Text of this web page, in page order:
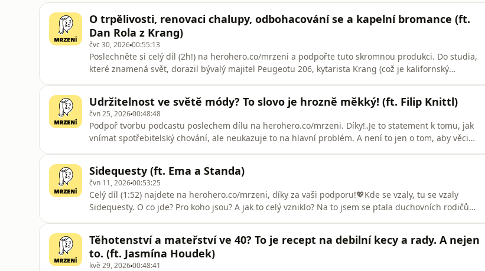
O trpělivosti, renovaci chalupy, odbohacování se a kapelní bromance (ft.
Dan Rola z Krang)
čvc 30, 202600:55:13
Poslechněte si celý díl (2h!) na herohero.co/mrzeni a podpořte tuto skromnou produkci. Do studia,
které znamená svět, dorazil bývalý majitel Peugeotu 206, kytarista Krang (což je kalifornský
hodně času a mají
Udržitelnost ve světě módy? To slovo je hrozně měkký! (ft. Filip Knittl)
čvn 25, 202600:48:48
Podpoř tvorbu podcastu poslechem dílu na herohero.co/mrzeni. Díky!„Je to statement k tomu, jak
vnímat spotřebitelský chování, ale neukazuje to na hlavní problém. A není to jen o tom, aby věci
je to
Sidequesty (ft. Ema a Standa)
čvn 11, 202600:53:25
Celý díl (1:52) najdete na herohero.co/mrzeni, díky za vaši podporu!💖Kde se vzaly, tu se vzaly
Sidequesty. O co jde? Pro koho jsou? A jak to celý vzniklo? Na to jsem se ptala duchovních rodičů
sidequestem může
Těhotenství a mateřství ve 40? To je recept na debilní kecy a rady. A nejen
to. (ft. Jasmína Houdek)
kvě 29, 202600:48:41